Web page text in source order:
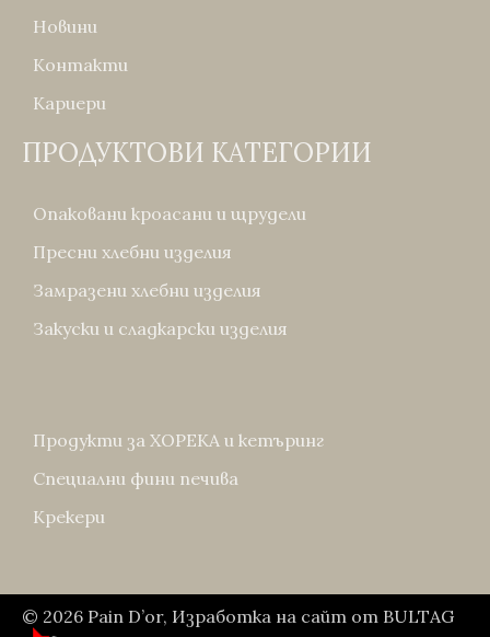
Новини
Контакти
Кариери
ПРОДУКТОВИ КАТЕГОРИИ
Опаковани кроасани и щрудели
Пресни хлебни изделия
Замразени хлебни изделия
Закуски и сладкарски изделия
Продукти за ХОРЕКА и кетъринг
Специални фини печива
Крекери
© 2026 Pain D’or, Изработка на сайт от BULTAG